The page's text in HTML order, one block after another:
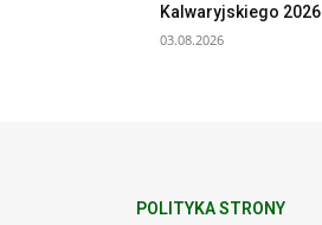
Kalwaryjskiego 2026
03.08.2026
POLITYKA STRONY